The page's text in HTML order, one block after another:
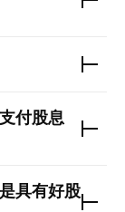
支付股息
是具有好股